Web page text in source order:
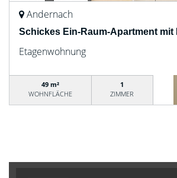
Andernach
Schickes Ein-Raum-Apartment mit
Etagenwohnung
49 m²
WOHNFLÄCHE
1
ZIMMER